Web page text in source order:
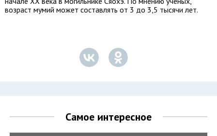
возраст мумий может составлять от 3 до 3,5 тысячи лет.
Самое интересное